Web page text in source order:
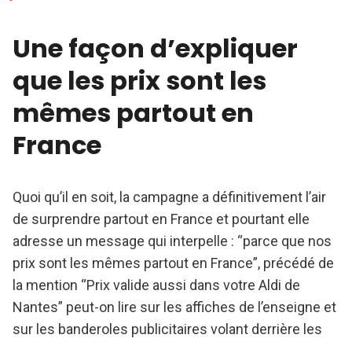
Une façon d’expliquer
que les prix sont les
mêmes partout en
France
Quoi qu’il en soit, la campagne a définitivement l’air
de surprendre partout en France et pourtant elle
adresse un message qui interpelle : “parce que nos
prix sont les mêmes partout en France”, précédé de
la mention “Prix valide aussi dans votre Aldi de
Nantes” peut-on lire sur les affiches de l’enseigne et
sur les banderoles publicitaires volant derrière les